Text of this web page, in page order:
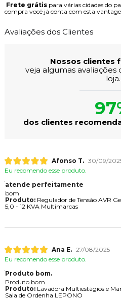
Frete grátispara várias cidades do
compra você já conta com esta
Avaliações dos Clientes
Nossos clientes
veja algumas avaliações
loja.
dos clientes
Afonso T. 30/09/
Eu recomendo esse produto.
atende perfeitamente
bom
Produto:Regulador de Tensão AVR
5,0 - 12 KVA Multimarcas
Ana E. 27/08/2025
Eu recomendo esse produto.
Produto bom.
Produto bom.
Produto:Lavadora Multiestágios e
Sala de Ordenha LEPONO